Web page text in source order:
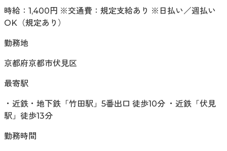
時給：1,400円 ※交通費：規定支給あり ※日払い／週払い
OK（規定あり）
勤務地
京都府京都市伏見区
最寄駅
・近鉄・地下鉄「竹田駅」5番出口 徒歩10分 ・近鉄「伏見
駅」徒歩13分
勤務時間